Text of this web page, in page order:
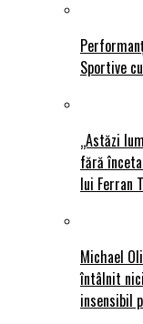
Sportive
„Astăzi
fără
lui Ferran
Michael
întâlnit
insensibil